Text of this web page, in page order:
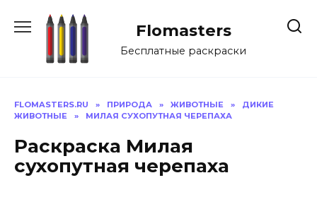
Flomasters
Бесплатные раскраски
FLOMASTERS.RU » ПРИРОДА » ЖИВОТНЫЕ »
ДИКИЕ
ЖИВОТНЫЕ
» МИЛАЯ СУХОПУТНАЯ ЧЕРЕПАХА
Раскраска Милая
сухопутная черепаха